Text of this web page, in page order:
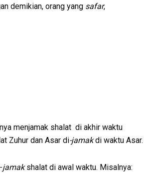
demikian, orang yang safar,
menjamak shalat di akhir waktu
Zuhur dan Asar di-jamakdi waktu Asar.
jamakshalat di awal waktu. Misalnya: